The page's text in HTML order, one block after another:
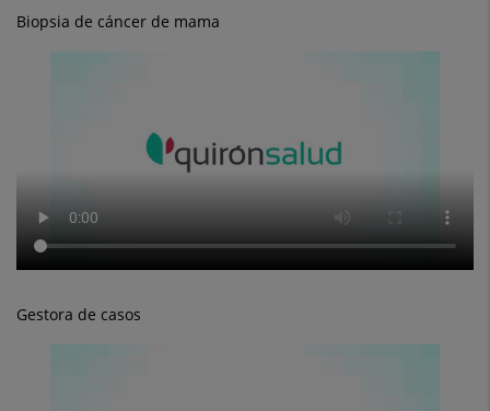
Biopsia de cáncer de mama
Gestora de casos